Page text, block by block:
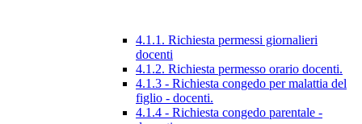
4.1.1. Richiesta permessi giornalieri
docenti
4.1.2. Richiesta permesso orario docenti.
4.1.3 - Richiesta congedo per malattia del
figlio - docenti.
4.1.4 - Richiesta congedo parentale -